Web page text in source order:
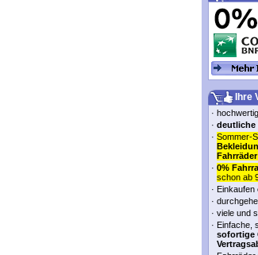
Ihre
·
· deutliche
· Sommer-
· 0%
schon ab
· Einkaufen
·
· viele und
· Einfache,
sofortige